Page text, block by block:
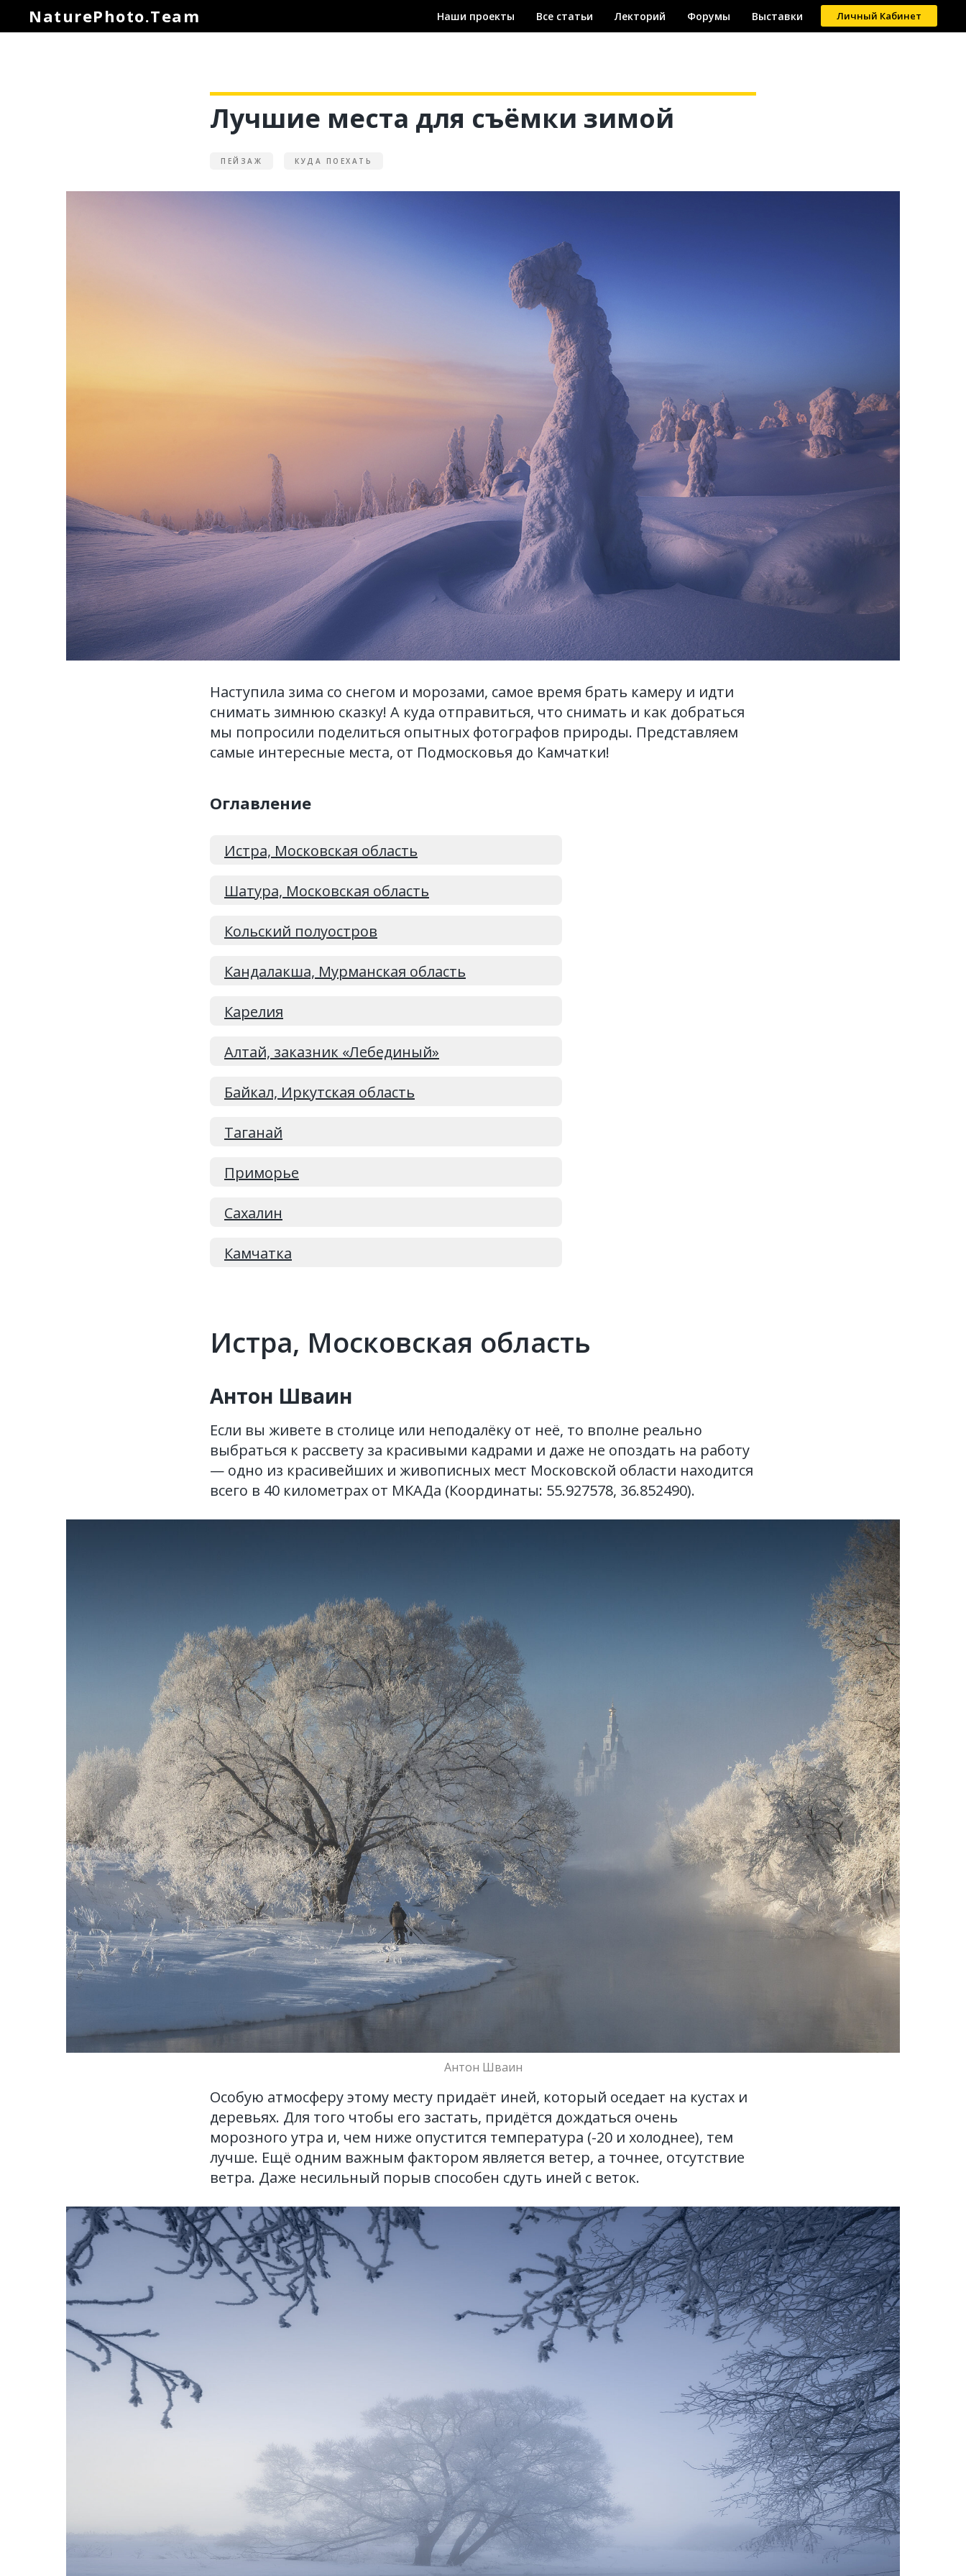
NaturePhoto.Team Наши проекты Все статьи Лекторий Форумы Выставки Регистрация
NaturePhoto.Team Наши проекты Все статьи Лекторий Форумы Выставки Личный Кабинет
Лучшие места для съёмки зимой
ПЕЙЗАЖ КУДА ПОЕХАТЬ
Наступила зима со снегом и морозами, самое время брать камеру и идти
снимать зимнюю сказку! А куда отправиться, что снимать и как добраться
мы попросили поделиться опытных фотографов природы. Представляем
самые интересные места, от Подмосковья до Камчатки!
Оглавление
Истра, Московская область
Шатура, Московская область
Кольский полуостров
Кандалакша, Мурманская область
Карелия
Алтай, заказник «Лебединый»
Байкал, Иркутская область
Таганай
Приморье
Сахалин
Камчатка
Истра, Московская область
Антон Шваин
Если вы живете в столице или неподалёку от неё, то вполне реально
выбраться к рассвету за красивыми кадрами и даже не опоздать на работу
— одно из красивейших и живописных мест Московской области находится
всего в 40 километрах от МКАДа (Координаты: 55.927578, 36.852490).
Антон Шваин
Особую атмосферу этому месту придаёт иней, который оседает на кустах и
деревьях. Для того чтобы его застать, придётся дождаться очень
морозного утра и, чем ниже опустится температура (-20 и холоднее), тем
лучше. Ещё одним важным фактором является ветер, а точнее, отсутствие
ветра. Даже несильный порыв способен сдуть иней с веток.